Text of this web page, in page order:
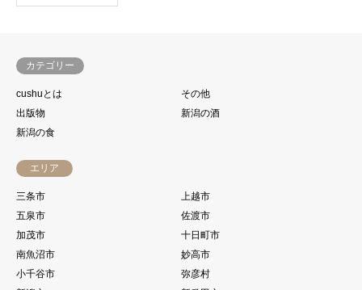
カテゴリー
cushuとは
その他
出版物
新潟の酒
新潟の食
エリア
三条市
上越市
五泉市
佐渡市
加茂市
十日町市
南魚沼市
妙高市
小千谷市
弥彦村